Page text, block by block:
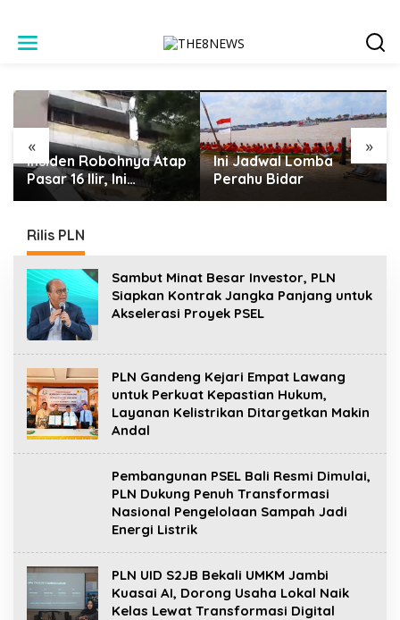
« »
Insiden Robohnya Atap
Pasar 16 Ilir, Ini
Keterangan Saksi dan
Ini Jadwal Lomba
Perahu Bidar
Rilis PLN
Sambut Minat Besar Investor, PLN
Siapkan Kontrak Jangka Panjang untuk
Akselerasi Proyek PSEL
PLN Gandeng Kejari Empat Lawang
untuk Perkuat Kepastian Hukum,
Layanan Kelistrikan Ditargetkan Makin
Andal
Pembangunan PSEL Bali Resmi Dimulai,
PLN Dukung Penuh Transformasi
Nasional Pengelolaan Sampah Jadi
Energi Listrik
PLN UID S2JB Bekali UMKM Jambi
Kuasai AI, Dorong Usaha Lokal Naik
Kelas Lewat Transformasi Digital